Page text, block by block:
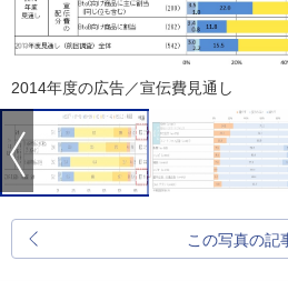
2014年度の広告／宣伝費見通し
この写真の記